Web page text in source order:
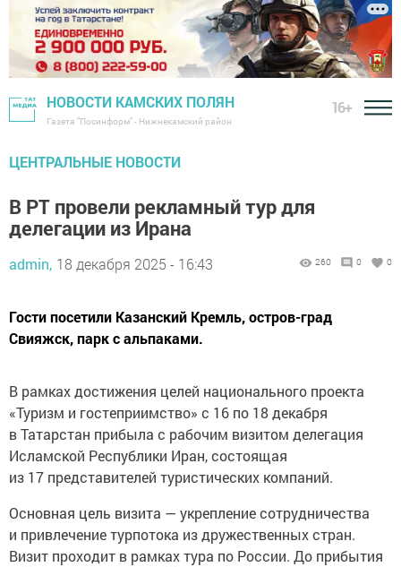
НОВОСТИ КАМСКИХ ПОЛЯН
Газета "Посинформ" - Нижнекамский район
16+
ЦЕНТРАЛЬНЫЕ НОВОСТИ
В РТ провели рекламный тур для
делегации из Ирана
admin, 18 декабря 2025 - 16:43 260 0 0
Гости посетили Казанский Кремль, остров-град
Свияжск, парк с альпаками.
В рамках достижения целей национального проекта
«Туризм и гостеприимство» с 16 по 18 декабря
в Татарстан прибыла с рабочим визитом делегация
Исламской Республики Иран, состоящая
из 17 представителей туристических компаний.
Основная цель визита — укрепление сотрудничества
и привлечение турпотока из дружественных стран.
Визит проходит в рамках тура по России. До прибытия